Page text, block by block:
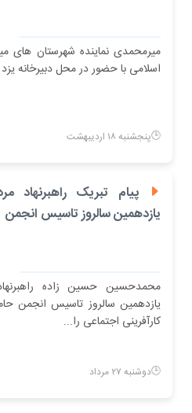
میرمحمدی نماینده شهرستان
اسلامی با حضور در محل دبیرخانه
پنجشنبه ۱۸ اردیبهشت
پیام تبریک راهبرنهاد
یازدهمین سالروز تاسیس انجمن
محمدحسین حسین زاده
یازدهمین سالروز تاسیس انجمن
کارآفرینی اجتماعی را...
دوشنبه ۲۷ مرداد